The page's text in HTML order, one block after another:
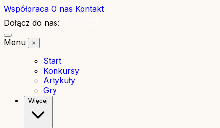
Współpraca O nas Kontakt
Dołącz do nas:
Menu
×
Start
Konkursy
Artykuły
Gry
Więcej